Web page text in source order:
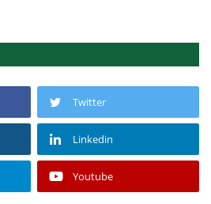
Twitter
Linkedin
Youtube